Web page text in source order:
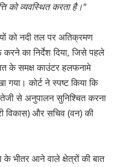
को व्यवस्थित करता है।"
को नदी तल पर अतिक्रमण
का निर्देश दिया, जिसे पहले
के समक्ष काउंटर हलफनामे
कोर्ट ने स्पष्ट किया कि
से अनुपालन सुनिश्चित करना
विकास) और सचिव (वन) की
भीतर आने वाले क्षेत्रों की बात